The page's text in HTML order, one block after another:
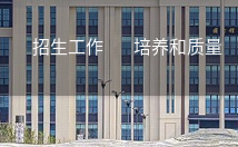
基本情况
招生工作 培养和质量
教